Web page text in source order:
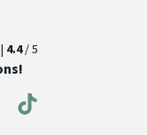
4.4/ 5